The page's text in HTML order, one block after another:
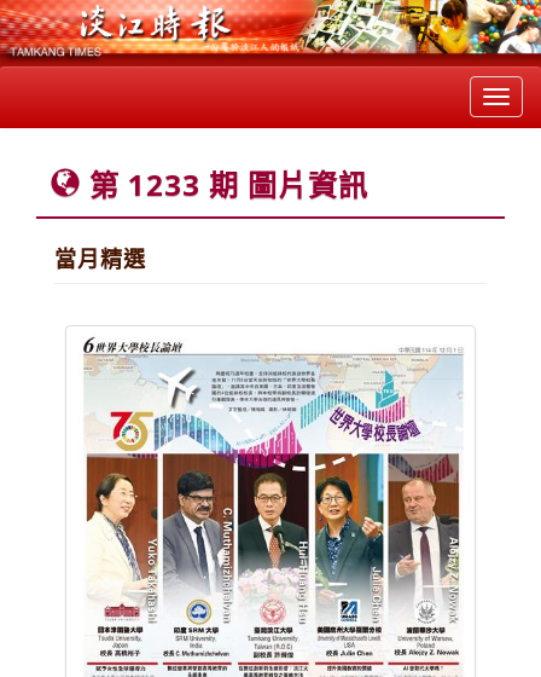
第 1233 期 圖片資訊
當月精選